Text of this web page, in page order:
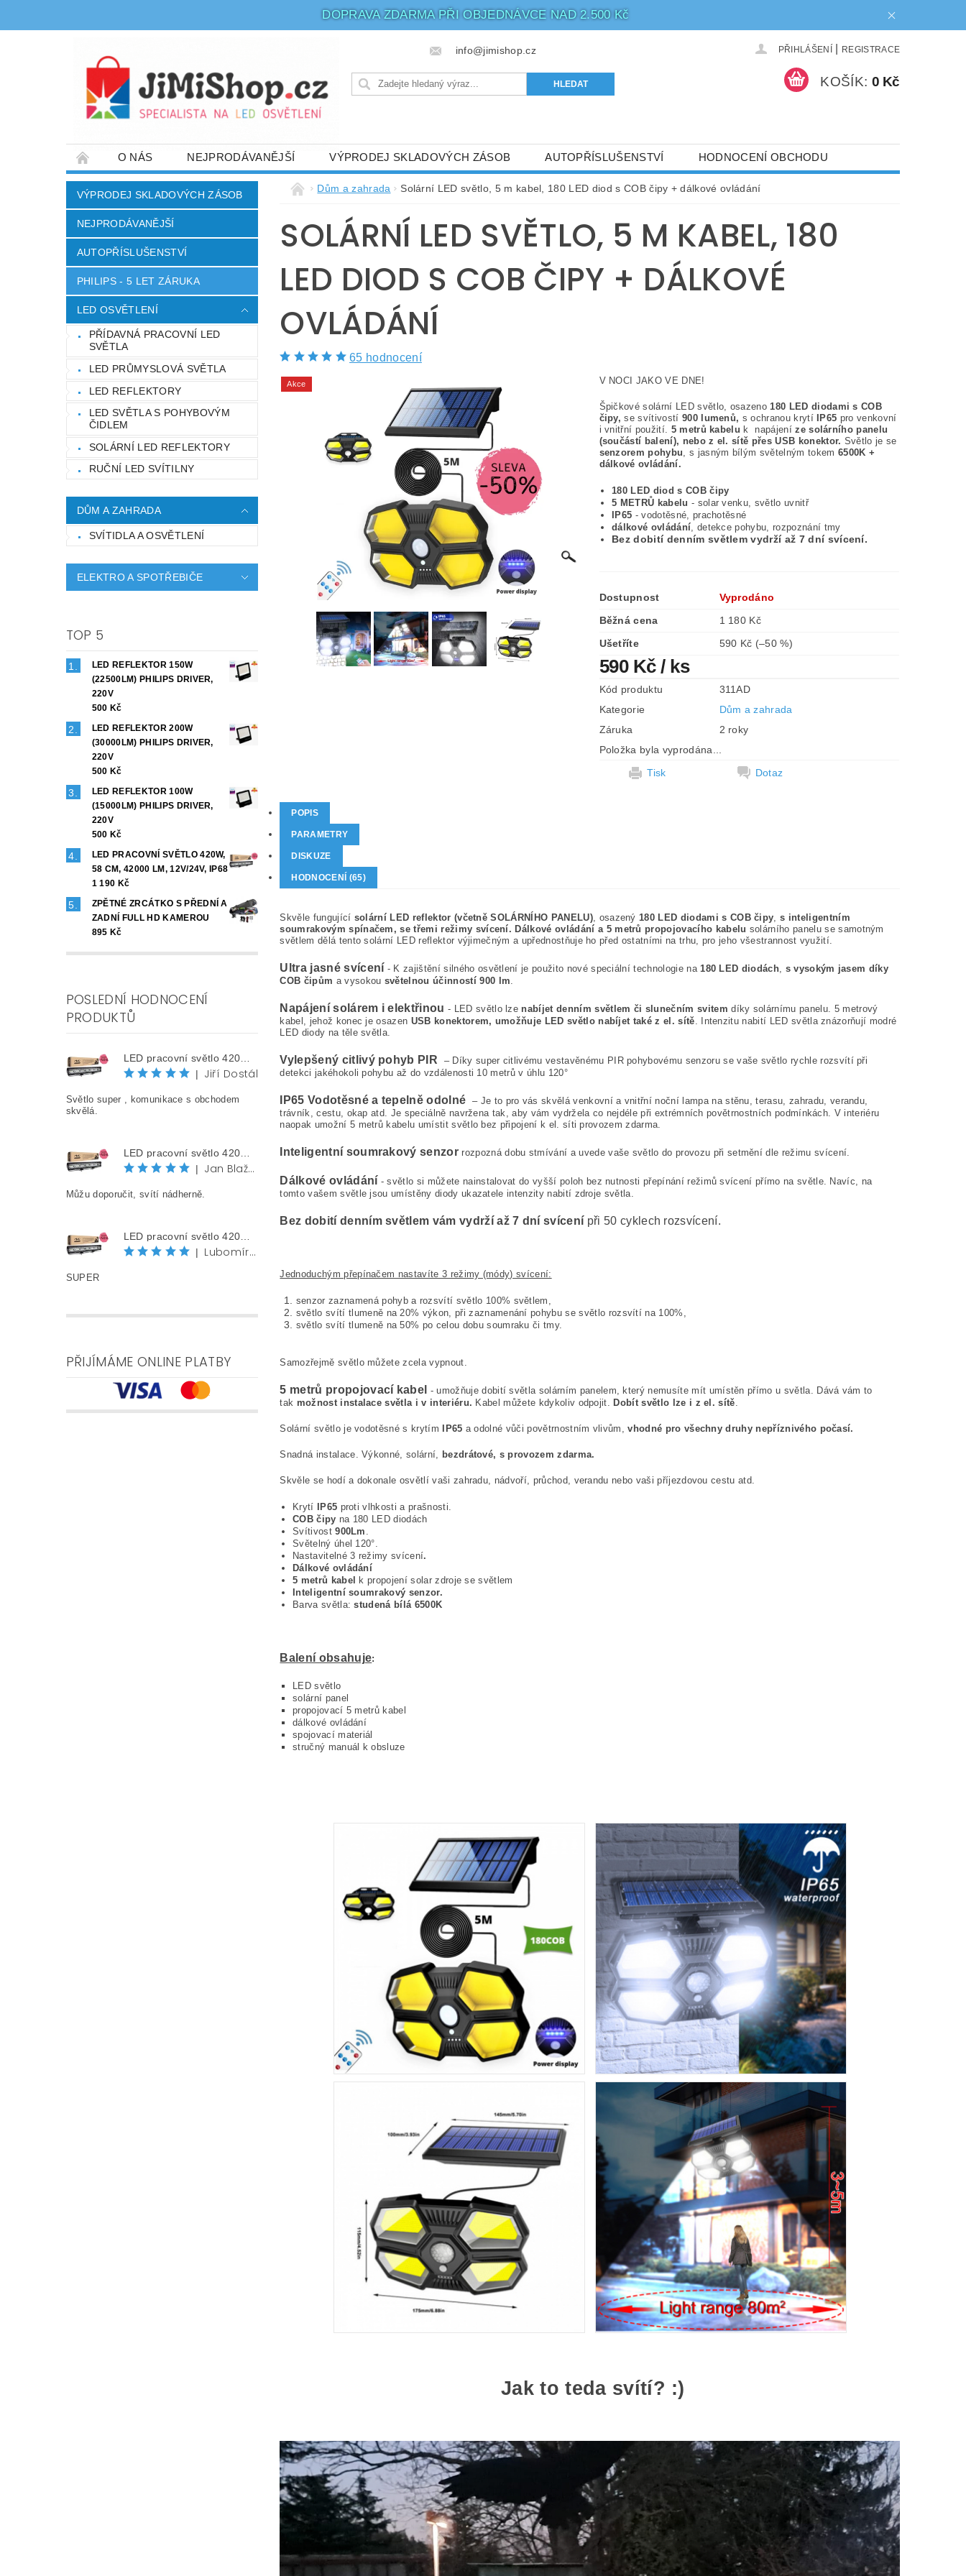
DOPRAVA ZDARMA PŘI OBJEDNÁVCE NAD 2.500 Kč
info@jimishop.cz PŘIHLÁŠENÍ REGISTRACE
KOŠÍK: 0 Kč
O NÁS NEJPRODÁVANĚJŠÍ VÝPRODEJ SKLADOVÝCH ZÁSOB AUTOPŘÍSLUŠENSTVÍ HODNOCENÍ OBCHODU
OBCHODNÍ PODMÍNKY DOPRAVA A PLATBA LED OSVĚTLENÍ PHILIPS - 5 LET ZÁRUKA NAPIŠTE NÁM
DŮM A ZAHRADA ELEKTRO A SPOTŘEBIČE
VÝPRODEJ SKLADOVÝCH ZÁSOB
NEJPRODÁVANĚJŠÍ
AUTOPŘÍSLUŠENSTVÍ
PHILIPS - 5 LET ZÁRUKA
LED OSVĚTLENÍ
PŘÍDAVNÁ PRACOVNÍ LED
SVĚTLA
LED PRŮMYSLOVÁ SVĚTLA
LED REFLEKTORY
LED SVĚTLA S POHYBOVÝM
ČIDLEM
SOLÁRNÍ LED REFLEKTORY
RUČNÍ LED SVÍTILNY
DŮM A ZAHRADA
SVÍTIDLA A OSVĚTLENÍ
ELEKTRO A SPOTŘEBIČE
TOP 5
LED REFLEKTOR 150W
(22500LM) PHILIPS DRIVER,
220V
500 Kč
LED REFLEKTOR 200W
(30000LM) PHILIPS DRIVER,
220V
500 Kč
LED REFLEKTOR 100W
(15000LM) PHILIPS DRIVER,
220V
500 Kč
LED PRACOVNÍ SVĚTLO 420W,
58 CM, 42000 LM, 12V/24V, IP68
1 190 Kč
ZPĚTNÉ ZRCÁTKO S PŘEDNÍ A
ZADNÍ FULL HD KAMEROU
895 Kč
POSLEDNÍ HODNOCENÍ
PRODUKTŮ
LED pracovní světlo 420W, 58 cm, 42000 lm, 12V/24V, IP68
|
Jiří Dostál
Světlo super , komunikace s obchodem
skvělá.
LED pracovní světlo 420W, 58 cm, 42000 lm, 12V/24V, IP68
|
Jan Blažek
Můžu doporučit, svítí nádherně.
LED pracovní světlo 420W, 58 cm, 42000 lm, 12V/24V, IP68
|
Lubomír Jurák
SUPER
PŘIJÍMÁME ONLINE PLATBY
Dům a zahrada Solární LED světlo, 5 m kabel, 180 LED diod s COB čipy + dálkové ovládání
SOLÁRNÍ LED SVĚTLO, 5 M KABEL, 180
LED DIOD S COB ČIPY + DÁLKOVÉ
OVLÁDÁNÍ
65 hodnocení
Akce V NOCI JAKO VE DNE!
Špičkové solární LED světlo, osazeno 180 LED diodami s COB
čipy,se svítivostí 900 lumenů, s ochranou krytíIP65 pro venkovní
i vnitřní použití. 5 metrů kabelu k napájeníze solárního panelu
(součástí balení), nebo z el. sítě přes USB konektor. Světlo je se
senzorem pohybu , s jasným bílým světelným tokem 6500K +
dálkové ovládání.
180 LED diod s COB čipy
5 METRŮ kabelu - solar venku, světlo uvnitř
IP65 - vodotěsné, prachotěsné
dálkové ovládání , detekce pohybu, rozpoznání tmy
Bez dobití denním světlem vydrží až 7 dní svícení.
Dostupnost
Vyprodáno
Běžná cena
1 180 Kč
Ušetříte
590 Kč (–50 %)
590 Kč/ ks
Kód produktu
311AD
Kategorie
Dům a zahrada
Záruka
2 roky
Položka byla vyprodána...
Tisk
Dotaz
POPIS
PARAMETRY
DISKUZE
HODNOCENÍ (65)
Skvěle fungující solární LED reflektor (včetně SOLÁRNÍHO PANELU), osazený 180 LED diodami s COB čipy ,s inteligentním
soumrakovým spínačem, se třemi režimy svícení. Dálkové ovládání a 5 metrů propojovacího kabelu solárního panelu se samotným
světlem dělá tento solární LED reflektor výjimečným a upřednostňuje ho před ostatními na trhu, pro jeho všestrannost využití.
Ultra jasné svícení - K zajištění silného osvětlení je použito nové speciální technologie na 180 LED diodách s vysokým jasem díky
COB čipům a vysokou světelnou účinností 900 lm
Napájení solárem i elektřinou - LED světlo lze nabíjet denním světlem či slunečním svitem díky solárnímu panelu. 5 metrový
kabel, jehož konec je osazen USB konektorem, umožňuje LED světlo nabíjet také z el. sítě . Intenzitu nabití LED světla znázorňují modré
LED diody na těle světla.
Vylepšený citlivý pohyb PIR – Díky super citlivému vestavěnému PIR pohybovému senzoru se vaše světlo rychle rozsvítí při
detekci jakéhokoli pohybu až do vzdálenosti 10 metrů v úhlu 120°
IP65 Vodotěsné a tepelně odolné – Je to pro vás skvělá venkovní a vnitřní noční lampa na stěnu, terasu, zahradu, verandu,
trávník, cestu, okap atd. Je speciálně navržena tak, aby vám vydržela co nejdéle při extrémních povětrnostních podmínkách. V interiéru
naopak umožní 5 metrů kabelu umístit světlo bez připojení k el. síti provozem zdarma.
Inteligentní soumrakový senzor rozpozná dobu stmívání a uvede vaše světlo do provozu při setmění dle režimu svícení.
Dálkové ovládání - světlo si můžete nainstalovat do vyšší poloh bez nutnosti přepínání režimů svícení přímo na světle. Navíc, na
tomto vašem světle jsou umístěny diody ukazatele intenzity nabití zdroje světla.
Bez dobití denním světlem vám vydrží až 7 dní svícení při 50 cyklech rozsvícení.
Jednoduchým přepínačem nastavíte 3 režimy (módy) svícení:
senzor zaznamená pohyb a rozsvítí světlo 100% světlem,
světlo svítí tlumeně na 20% výkon, při zaznamenání pohybu se světlo rozsvítí na 100%,
světlo svítí tlumeně na 50% po celou dobu soumraku či tmy.
Samozřejmě světlo můžete zcela vypnout.
5 metrů propojovací kabel - umožňuje dobití světla solárním panelem, který nemusíte mít umístěn přímo u světla. Dává vám to
tak možnost instalace světla i v interiéru. Kabel můžete kdykoliv odpojit.Dobít světlo lze i z el. sítě
Solární světlo je vodotěsné s krytímIP65 a odolné vůči povětrnostním vlivům,vhodné pro všechny druhy nepříznivého počasí.
Snadná instalace. Výkonné, solární, bezdrátové, s provozem zdarma.
Skvěle se hodí a dokonale osvětlí vaši zahradu, nádvoří, průchod, verandu nebo vaši příjezdovou cestu atd.
Krytí IP65 proti vlhkosti a prašnosti.
COB čipy na 180 LED diodách
Svítivost900Lm
Světelný úhel 120°.
Nastavitelné 3 režimy svícení.
Dálkové ovládání
5 metrů kabelk propojení solar zdroje se světlem
Inteligentní soumrakový senzor.
Barva světla:studená bílá 6500K
Balení obsahuje:
LED světlo
solární panel
propojovací 5 metrů kabel
dálkové ovládání
spojovací materiál
stručný manuál k obsluze
Jak to teda svítí? :)